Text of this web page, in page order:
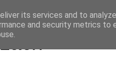
its services and to
and security metrics to